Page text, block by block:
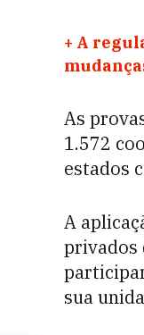
+ A
As
1.572
estados
A
privados
sua